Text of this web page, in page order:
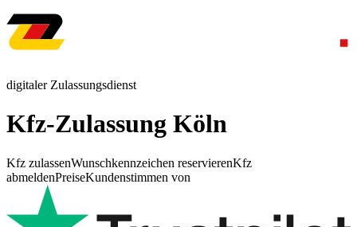
digitaler Zulassungsdienst
Kfz-Zulassung Köln
Kfz zulassenWunschkennzeichen reservierenKfz
abmeldenPreiseKundenstimmen von